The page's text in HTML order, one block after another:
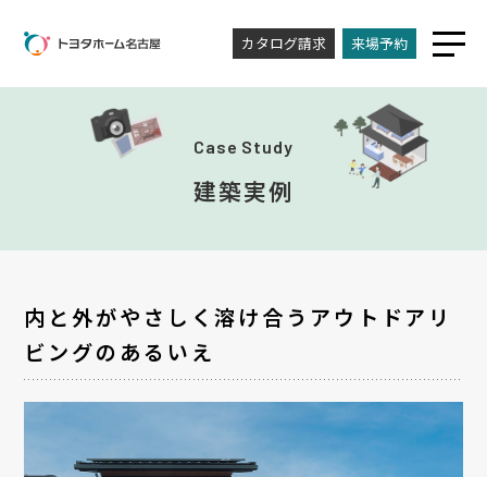
カタログ請求 来場予約
Case Study
建築実例
内と外がやさしく溶け合うアウトドアリ
ビングのあるいえ